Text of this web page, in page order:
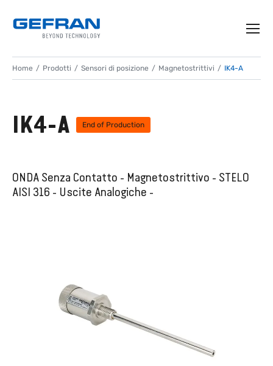
Home Prodotti Sensori di posizione Magnetostrittivi IK4-A
IK4-A End of Production
ONDA Senza Contatto - Magnetostrittivo - STELO
AISI 316 - Uscite Analogiche -